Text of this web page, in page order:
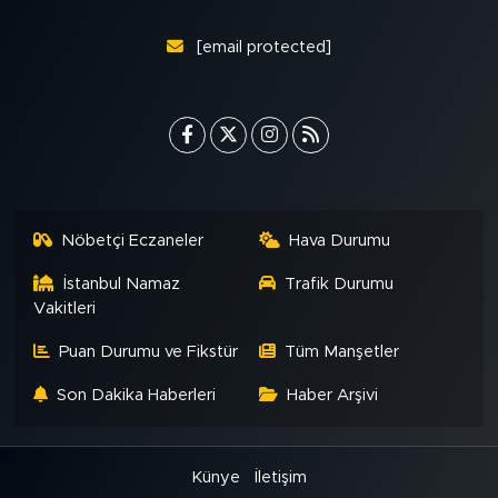
[email protected]
Nöbetçi Eczaneler Hava Durumu
İstanbul Namaz
Vakitleri
Trafik Durumu
Puan Durumu ve Fikstür Tüm Manşetler
Son Dakika Haberleri Haber Arşivi
Künye İletişim